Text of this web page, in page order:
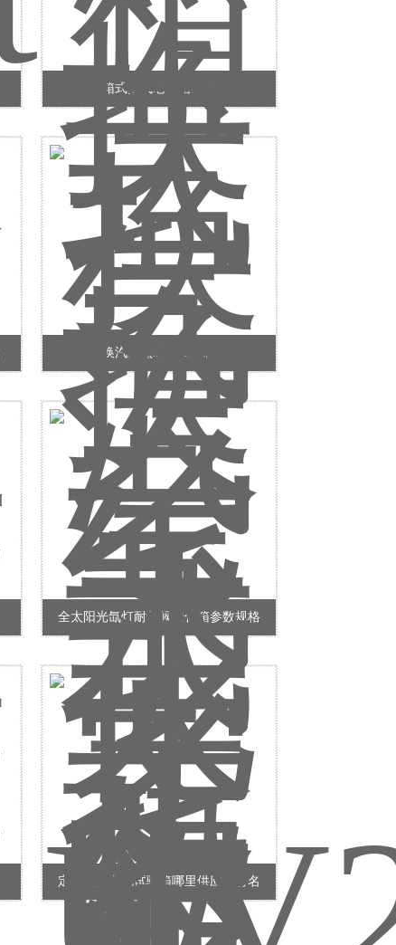
箱式换气老化箱买家
换汽式热老化试验箱
全太阳光氙灯耐气候老化箱参数规格
定做蒸汽老化试验箱哪里供应商有名